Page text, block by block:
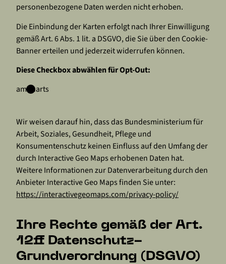
personenbezogene Daten werden nicht erhoben.
Die Einbindung der Karten erfolgt nach Ihrer Einwilligung
gemäß Art. 6 Abs. 1 lit. a DSGVO, die Sie über den Cookie-
Banner erteilen und jederzeit widerrufen können.
Diese Checkbox abwählen für Opt-Out:
amCharts
Wir weisen darauf hin, dass das Bundesministerium für
Arbeit, Soziales, Gesundheit, Pflege und
Konsumentenschutz keinen Einfluss auf den Umfang der
durch Interactive Geo Maps erhobenen Daten hat.
Weitere Informationen zur Datenverarbeitung durch den
Anbieter Interactive Geo Maps finden Sie unter:
https://interactivegeomaps.com/privacy-policy/
Ihre Rechte gemäß der Art.
12ff Datenschutz-
Grundverordnung (DSGVO)